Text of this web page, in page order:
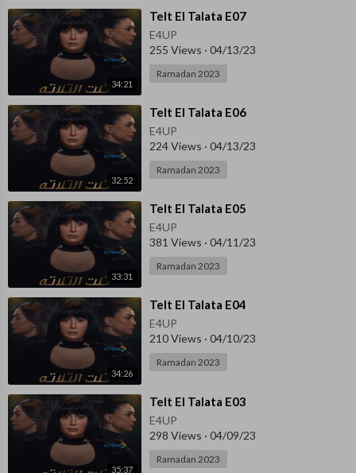
34:21
⁣Telt El Talata E07
E4UP
255 Views · 04/13/23
Ramadan 2023
32:52
⁣Telt El Talata E06
E4UP
224 Views · 04/13/23
Ramadan 2023
33:31
⁣Telt El Talata E05
E4UP
381 Views · 04/11/23
Ramadan 2023
34:26
⁣Telt El Talata E04
E4UP
210 Views · 04/10/23
Ramadan 2023
35:37
⁣Telt El Talata E03
E4UP
298 Views · 04/09/23
Ramadan 2023